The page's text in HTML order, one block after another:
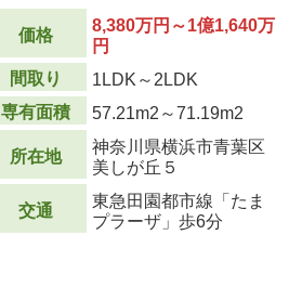
価格
8,380万円～1億1,640万
円
間取り
1LDK～2LDK
専有面積
57.21m2 ～71.19m2
所在地
神奈川県横浜市青葉区
美しが丘５
交通
東急田園都市線「たま
プラーザ」歩6分